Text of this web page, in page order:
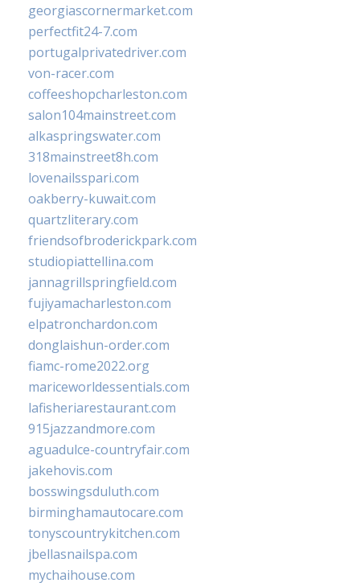
georgiascornermarket.com
perfectfit24-7.com
portugalprivatedriver.com
von-racer.com
coffeeshopcharleston.com
salon104mainstreet.com
alkaspringswater.com
318mainstreet8h.com
lovenailsspari.com
oakberry-kuwait.com
quartzliterary.com
friendsofbroderickpark.com
studiopiattellina.com
jannagrillspringfield.com
fujiyamacharleston.com
elpatronchardon.com
donglaishun-order.com
fiamc-rome2022.org
mariceworldessentials.com
lafisheriarestaurant.com
915jazzandmore.com
aguadulce-countryfair.com
jakehovis.com
bosswingsduluth.com
birminghamautocare.com
tonyscountrykitchen.com
jbellasnailspa.com
mychaihouse.com